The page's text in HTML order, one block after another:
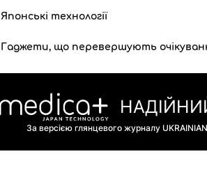
Японські технології
Гаджети, що перевершують
За версією глянцевого журналу